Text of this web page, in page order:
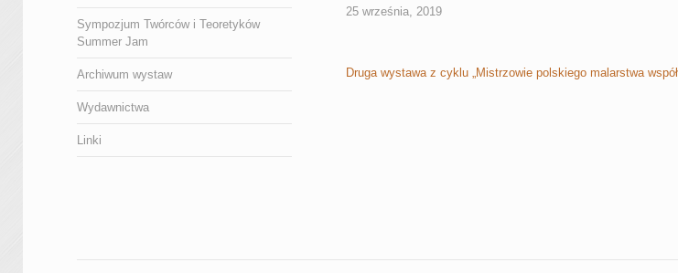
25 września, 2019
Druga wystawa z cyklu „Mistrzowie polskiego malarstwa
Sympozjum Twórców i Teoretyków
Summer Jam
Archiwum wystaw
Wydawnictwa
Linki